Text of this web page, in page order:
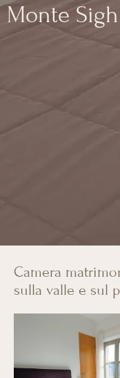
Monte
Camera
sulla valle e sul